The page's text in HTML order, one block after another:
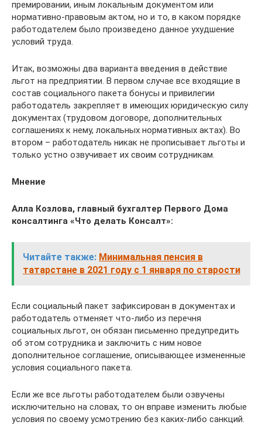
премировании, иным локальным документом или
нормативно-правовым актом, но и то, в каком порядке
работодателем было произведено данное ухудшение
условий труда.
Итак, возможны два варианта введения в действие
льгот на предприятии. В первом случае все входящие в
состав социального пакета бонусы и привилегии
работодатель закрепляет в имеющих юридическую силу
документах (трудовом договоре, дополнительных
соглашениях к нему, локальных нормативных актах). Во
втором – работодатель никак не прописывает льготы и
только устно озвучивает их своим сотрудникам.
Мнение
Алла Козлова, главный бухгалтер Первого Дома
консалтинга «Что делать Консалт»:
Читайте также: Минимальная пенсия в
татарстане в 2021 году с 1 января по старости
Если социальный пакет зафиксирован в документах и
работодатель отменяет что-либо из перечня
социальных льгот, он обязан письменно предупредить
об этом сотрудника и заключить с ним новое
дополнительное соглашение, описывающее измененные
условия социального пакета.
Если же все льготы работодателем были озвучены
исключительно на словах, то он вправе изменить любые
условия по своему усмотрению без каких-либо санкций.